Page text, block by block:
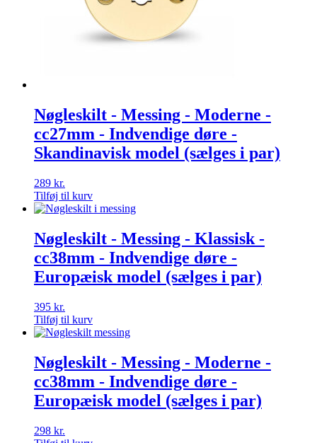
Nøgleskilt - Messing - Moderne -
cc27mm - Indvendige døre -
Skandinavisk model (sælges i par)
289 kr.
Tilføj til kurv
Nøgleskilt - Messing - Klassisk -
cc38mm - Indvendige døre -
Europæisk model (sælges i par)
395 kr.
Tilføj til kurv
Nøgleskilt - Messing - Moderne -
cc38mm - Indvendige døre -
Europæisk model (sælges i par)
298 kr.